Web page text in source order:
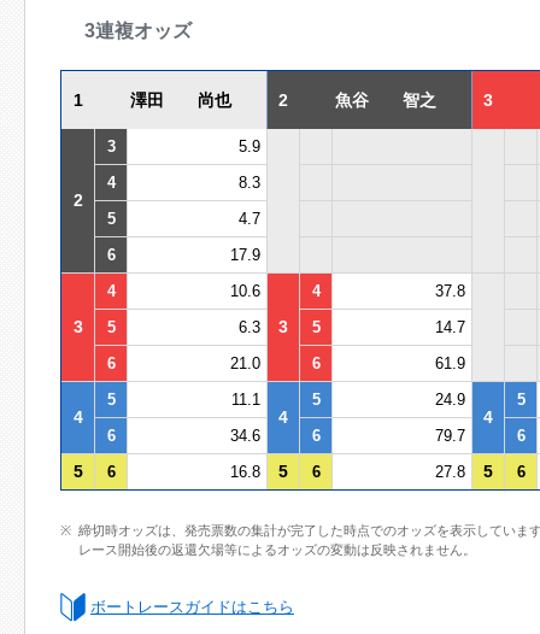
3連複オッズ
1 澤田 尚也 2 魚谷 智之 3
2
3
5.9
4
8.3
5
4.7
6
17.9
3
4 10.6
3
4
37.8
5
6.3 5
14.7
6
21.0 6 61.9
4
5 11.1
4
5 24.9
4
5
6
34.6 6 79.7 6
5 6 16.8 5 6 27.8 5 6
締切時オッズは、発売票数の集計が完了した時点でのオッズを表示していま
レース開始後の返還欠場等によるオッズの変動は反映されません。
ボートレースガイドはこちら